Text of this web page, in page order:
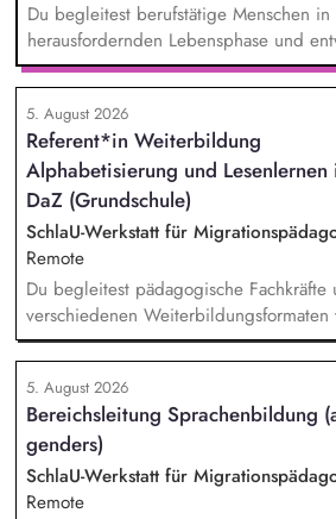
Du begleitest berufstätige Menschen
herausfordernden Lebensphase und
mit ihnen individuelle Lösungen. Zu
gehören: Individuelle Beratung von
sorgenden Angehörigen, Case
passgenauer Unterstützungslösungen,
und Unterstützungsangeboten, Planung
von Projekten, enge Zusammenarbeit mit
Personalabteilungen namhafter
5. August 2026
Referent*in Weiterbildung
Alphabetisierung und Lesenlernen
DaZ (Grundschule)
SchlaU-Werkstatt für
Remote
Du begleitest pädagogische Fachkräfte
verschiedenen Weiterbildungsformaten
Online-Workshops bis hin zu
Online-Selbstlernkurse für unsere
Die inhaltlichen Schwerpunkte liegen
Bereichen Lesen lernen,
Alphabetisierung in der Grundschule.
5. August 2026
Bereichsleitung Sprachenbildung
genders)
SchlaU-Werkstatt für
Remote